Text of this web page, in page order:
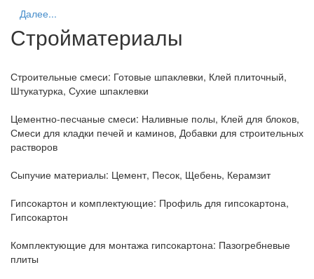
Далее...
Стройматериалы
Строительные смеси: Готовые шпаклевки, Клей плиточный,
Штукатурка, Сухие шпаклевки
Цементно-песчаные смеси: Наливные полы, Клей для блоков,
Смеси для кладки печей и каминов, Добавки для строительных
растворов
Сыпучие материалы: Цемент, Песок, Щебень, Керамзит
Гипсокартон и комплектующие: Профиль для гипсокартона,
Гипсокартон
Комплектующие для монтажа гипсокартона: Пазогребневые
плиты